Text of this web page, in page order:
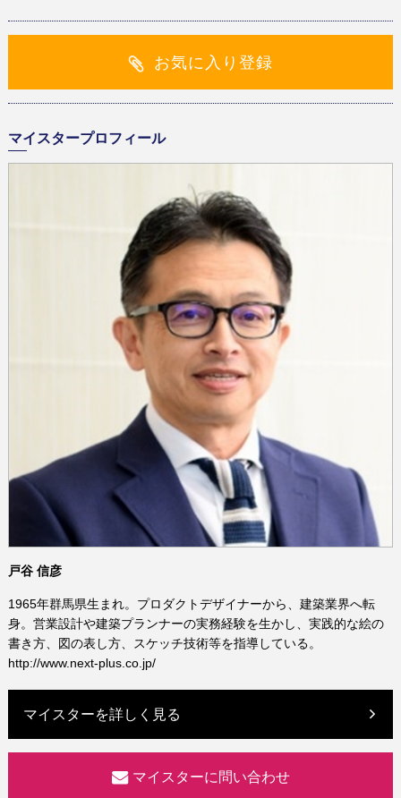
お気に入り登録
マイスタープロフィール
戸谷 信彦
1965年群馬県生まれ。プロダクトデザイナーから、建築業界へ転
身。営業設計や建築プランナーの実務経験を生かし、実践的な絵の
書き方、図の表し方、スケッチ技術等を指導している。
http://www.next-plus.co.jp/
マイスターを詳しく見る
マイスターに問い合わせ